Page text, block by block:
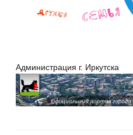
Администрация г. Иркутска